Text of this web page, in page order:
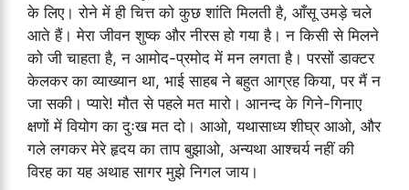
के लिए। रोने में ही चित्त को कुछ शांति मिलती है, आँसू उमड़े चले
आते हैं। मेरा जीवन शुष्क और नीरस हो गया है। न किसी से मिलने
को जी चाहता है, न आमोद-प्रमोद में मन लगता है। परसों डाक्टर
केलकर का व्याख्यान था, भाई साहब ने बहुत आग्रह किया, पर मैं न
जा सकी। प्यारे! मौत से पहले मत मारो। आनन्द के गिने-गिनाए
क्षणों में वियोग का दुःख मत दो। आओ, यथासाध्य शीघ्र आओ, और
गले लगकर मेरे हृदय का ताप बुझाओ, अन्यथा आश्चर्य नहीं की
विरह का यह अथाह सागर मुझे निगल जाय।